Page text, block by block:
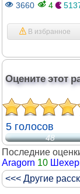
3660 4
В избранное
Оцените этот
5 голосов
48
Последние
Aragorn 10
<<< Другие